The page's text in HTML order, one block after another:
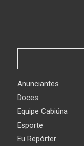
Anunciantes
Doces
Equipe Cabiúna
Esporte
Eu Repórter